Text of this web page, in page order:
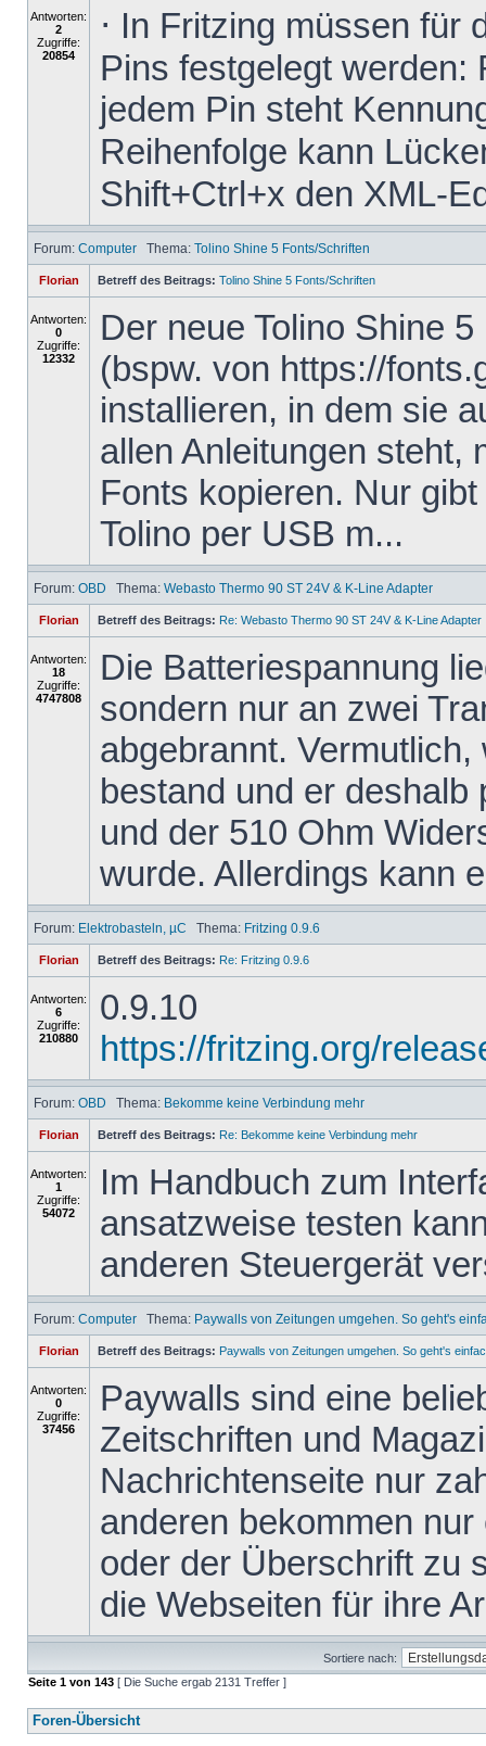
Antworten:
2
Zugriffe:
20854
⋅ In Fritzing müssen für
Pins festgelegt werden:
jedem Pin steht
Reihenfolge kann
Shift+Ctrl+x den XML-
Forum: Computer Thema: Tolino Shine 5 Fonts/Schriften
Florian Betreff des Beitrags: Tolino Shine 5 Fonts/Schriften
Antworten:
0
Zugriffe:
12332
Der neue Tolino Shine
(bspw. von https://
installieren, in dem sie
allen Anleitungen steht,
Fonts kopieren. Nur
Tolino per USB m...
Forum: OBD Thema: Webasto Thermo 90 ST 24V & K-Line Adapter
Florian Betreff des Beitrags: Re: Webasto Thermo 90 ST 24V & K-Line Adapter
Antworten:
18
Zugriffe:
4747808
Die Batteriespannung
sondern nur an zwei
abgebrannt.
bestand und er
und der 510 Ohm
wurde. Allerdings kann
Forum: Elektrobasteln, µC Thema: Fritzing 0.9.6
Florian Betreff des Beitrags: Re: Fritzing 0.9.6
Antworten:
6
Zugriffe:
210880
0.9.10
https://fritzing.org/
Forum: OBD Thema: Bekomme keine Verbindung mehr
Florian Betreff des Beitrags: Re: Bekomme keine Verbindung mehr
Antworten:
1
Zugriffe:
54072
Im Handbuch zum
ansatzweise testen
anderen Steuergerät
Forum: Computer Thema: Paywalls von Zeitungen umgehen. So geht's
Florian Betreff des Beitrags: Paywalls von Zeitungen umgehen. So geht's
Antworten:
0
Zugriffe:
37456
Paywalls sind eine
Zeitschriften und
Nachrichtenseite nur
anderen bekommen
oder der Überschrift zu
die Webseiten für ihre
Sortiere nach:
Seite 1 von 143 [ Die Suche ergab 2131 Treffer ]
Foren-Übersicht